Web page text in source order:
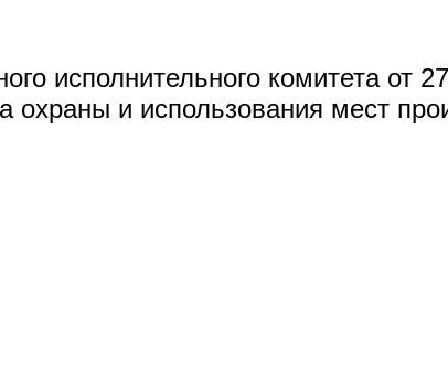
исполнительного комитета
охраны и использования мест